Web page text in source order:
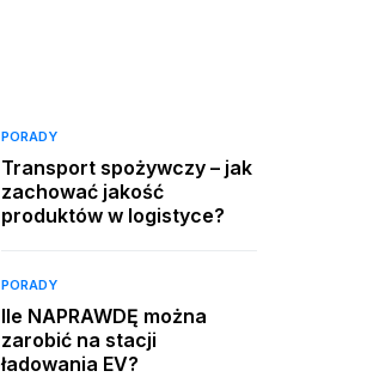
PORADY
Transport spożywczy – jak
zachować jakość
produktów w logistyce?
PORADY
Ile NAPRAWDĘ można
zarobić na stacji
ładowania EV?